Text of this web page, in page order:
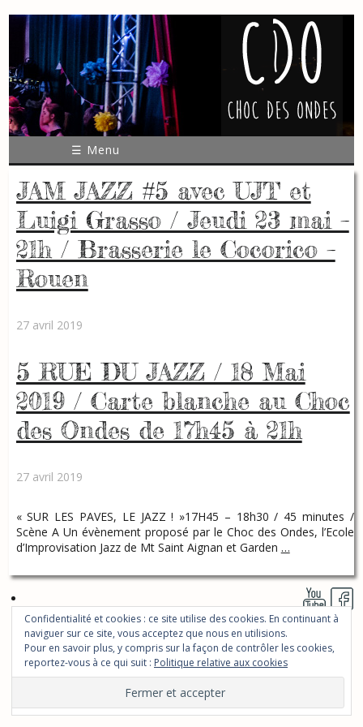
☰ Menu
JAM JAZZ #5 avec UJT et
Luigi Grasso / Jeudi 23 mai –
21h / Brasserie le Cocorico –
Rouen
27 avril 2019
5 RUE DU JAZZ / 18 Mai
2019 / Carte blanche au Choc
des Ondes de 17h45 à 21h
27 avril 2019
« SUR LES PAVES, LE JAZZ ! »17H45 – 18h30 / 45 minutes /
Scène A Un évènement proposé par le Choc des Ondes, l’Ecole
d’Improvisation Jazz de Mt Saint Aignan et Garden …
Confidentialité et cookies : ce site utilise des cookies. En continuant à
naviguer sur ce site, vous acceptez que nous en utilisions.
Pour en savoir plus, y compris sur la façon de contrôler les cookies,
reportez-vous à ce qui suit : Politique relative aux cookies